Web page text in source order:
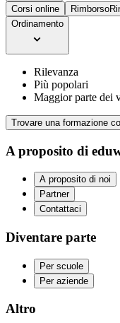
Corsi online Rimborso
Ordinamento
Rilevanza
Più popolari
Maggior parte dei
Trovare una formazione
A proposito di
A proposito di noi
Partner
Contattaci
Diventare parte
Per scuole
Per aziende
Altro